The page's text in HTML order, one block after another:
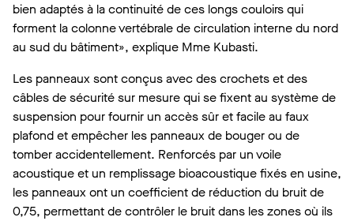
bien adaptés à la continuité de ces longs couloirs qui
forment la colonne vertébrale de circulation interne du nord
au sud du bâtiment», explique Mme Kubasti.
Les panneaux sont conçus avec des crochets et des
câbles de sécurité sur mesure qui se fixent au système de
suspension pour fournir un accès sûr et facile au faux
plafond et empêcher les panneaux de bouger ou de
tomber accidentellement. Renforcés par un voile
acoustique et un remplissage bioacoustique fixés en usine,
les panneaux ont un coefficient de réduction du bruit de
0,75, permettant de contrôler le bruit dans les zones où ils